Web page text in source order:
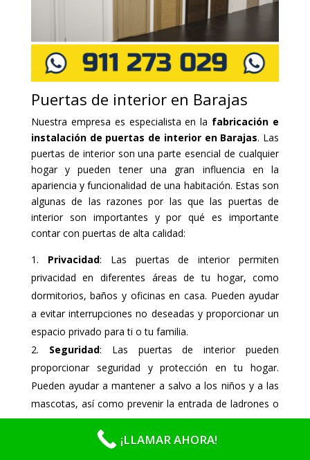
Puertas de interior en Barajas
Nuestra empresa es especialista en la fabricación e
instalación de puertas de interior en Barajas. Las
puertas de interior son una parte esencial de cualquier
hogar y pueden tener una gran influencia en la
apariencia y funcionalidad de una habitación. Estas son
algunas de las razones por las que las puertas de
interior son importantes y por qué es importante
contar con puertas de alta calidad:
Privacidad: Las puertas de interior permiten
privacidad en diferentes áreas de tu hogar, como
dormitorios, baños y oficinas en casa. Pueden ayudar
a evitar interrupciones no deseadas y proporcionar un
espacio privado para ti o tu familia.
Seguridad: Las puertas de interior pueden
proporcionar seguridad y protección en tu hogar.
Pueden ayudar a mantener a salvo a los niños y a las
mascotas, así como prevenir la entrada de ladrones o
intrusos.
Aislamiento acústico: Las puertas de interior
¡LLAMAR AHORA!